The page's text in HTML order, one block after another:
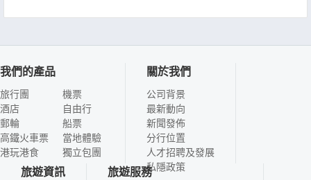
我們的產品
旅行團
酒店
郵輪
高鐵火車票
港玩港食
機票
自由行
船票
當地體驗
獨立包團
關於我們
公司背景
最新動向
新聞發佈
分行位置
人才招聘及發展
私隱政策
旅遊資訊 旅遊服務